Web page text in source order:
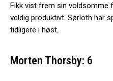
Fikk vist frem sin voldsomme
veldig produktivt. Sørloth har
tidligere i høst.
Morten Thorsby: 6